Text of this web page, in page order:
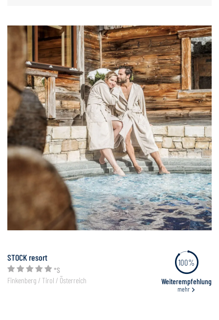
STOCK resort
*S
Finkenberg / Tirol / Österreich
100%
Weiterempfehlung
mehr